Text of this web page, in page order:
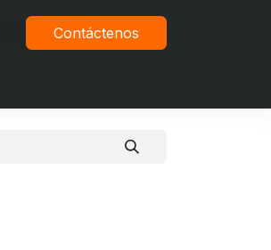
Contáctenos